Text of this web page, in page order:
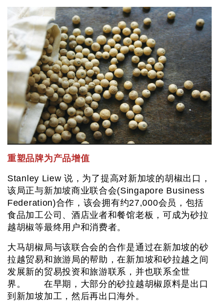
重塑品牌为产品增值
Stanley Liew 说，为了提高对新加坡的胡椒出口，
该局正与新加坡商业联合会(Singapore Business
Federation)合作，该会拥有约27,000会员，包括
食品加工公司、酒店业者和餐馆老板，可成为砂拉
越胡椒等最终用户和消费者。
大马胡椒局与该联合会的合作是通过在新加坡的砂
拉越贸易和旅游局的帮助，在新加坡和砂拉越之间
发展新的贸易投资和旅游联系，并也联系全世
界。 在早期，大部分的砂拉越胡椒原料是出口
到新加坡加工，然后再出口海外。